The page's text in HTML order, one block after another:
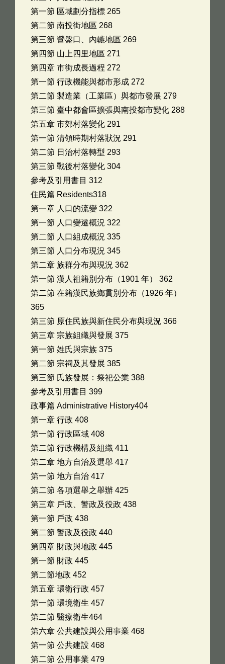
第一節 區域劃分指標 265
第二節 南投街地區 268
第三節 營盤口、內轆地區 269
第四節 山上四里地區 271
第四章 市街成長過程 272
第一節 行政機能與都市形成 272
第二節 製造業（工業區）與都市發展 279
第三節 臺中都會區擴張與南投都市變化 288
第五章 市郊村落變化 291
第一節 清領時期村落狀況 291
第二節 日治村落轉型 293
第三節 戰後村落變化 304
參考及引用書目 312
住民篇 Residents318
第一章 人口的流變 322
第一節 人口變遷概況 322
第二節 人口組成概況 335
第三節 人口分布現況 345
第二章 族群分布與現況 362
第一節 漢人祖籍別分布（1901 年） 362
第二節 在籍漢民族鄉貫別分布（1926 年）
365
第三節 原住民族與新住民分布與現況 366
第三章 宗族組織與發展 375
第一節 姓氏與宗族 375
第二節 宗祠及其發展 385
第三節 氏族發展：祭祀公業 388
參考及引用書目 399
政事篇 Administrative History404
第一章 行政 408
第一節 行政區域 408
第二節 行政機構及組織 411
第二章 地方自治及選舉 417
第一節 地方自治 417
第二節 各項選舉之舉辦 425
第三章 戶政、警政及役政 438
第一節 戶政 438
第二節 警政及役政 440
第四章 財政與地政 445
第一節 財政 445
第二節地政 452
第五章 環衛行政 457
第一節 環境衛生 457
第二節 醫療衛生464
第六章 公共建設與公用事業 468
第一節 公共建設 468
第二節 公用事業 479